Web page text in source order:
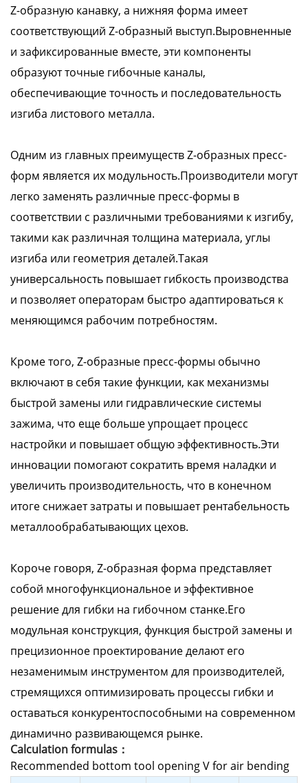
Z-образную канавку, а нижняя форма имеет
соответствующий Z-образный выступ.Выровненные
и зафиксированные вместе, эти компоненты
образуют точные гибочные каналы,
обеспечивающие точность и последовательность
изгиба листового металла.
Одним из главных преимуществ Z-образных пресс-
форм является их модульность.Производители могут
легко заменять различные пресс-формы в
соответствии с различными требованиями к изгибу,
такими как различная толщина материала, углы
изгиба или геометрия деталей.Такая
универсальность повышает гибкость производства
и позволяет операторам быстро адаптироваться к
меняющимся рабочим потребностям.
Кроме того, Z-образные пресс-формы обычно
включают в себя такие функции, как механизмы
быстрой замены или гидравлические системы
зажима, что еще больше упрощает процесс
настройки и повышает общую эффективность.Эти
инновации помогают сократить время наладки и
увеличить производительность, что в конечном
итоге снижает затраты и повышает рентабельность
металлообрабатывающих цехов.
Короче говоря, Z-образная форма представляет
собой многофункциональное и эффективное
решение для гибки на гибочном станке.Его
модульная конструкция, функция быстрой замены и
прецизионное проектирование делают его
незаменимым инструментом для производителей,
стремящихся оптимизировать процессы гибки и
оставаться конкурентоспособными на современном
динамично развивающемся рынке.
Calculation formulas：
Recommended bottom tool opening V for air bending